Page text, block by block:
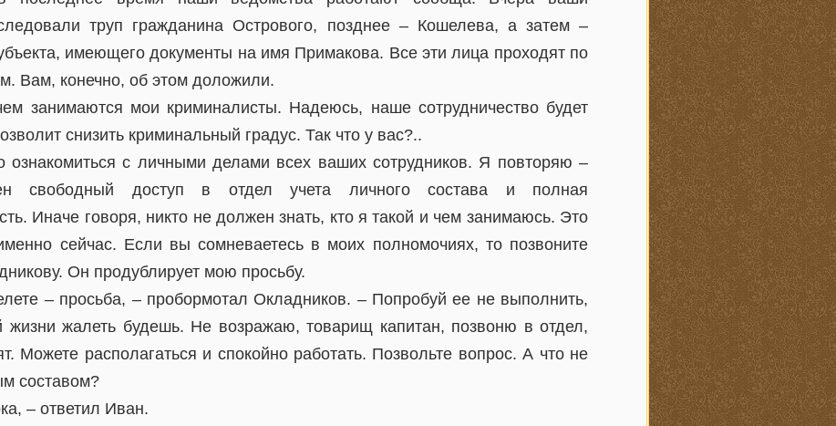
труп гражданина Острового, позднее – Кошелева, а затем –
имеющего документы на имя Примакова. Все эти лица проходят по
Вам, конечно, об этом доложили.
занимаются мои криминалисты. Надеюсь, наше сотрудничество будет
снизить криминальный градус. Так что у вас?..
ознакомиться с личными делами всех ваших сотрудников. Я повторяю –
свободный доступ в отдел учета личного состава и полная
Иначе говоря, никто не должен знать, кто я такой и чем занимаюсь. Это
сейчас. Если вы сомневаетесь в моих полномочиях, то позвоните
Он продублирует мою просьбу.
– просьба, – пробормотал Окладников. – Попробуй ее не выполнить,
жизни жалеть будешь. Не возражаю, товарищ капитан, позвоню в отдел,
Можете располагаться и спокойно работать. Позвольте вопрос. А что не
составом?
– ответил Иван.